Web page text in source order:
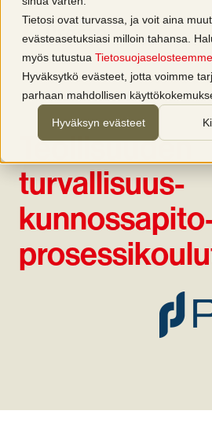
Tietosi ovat turvassa, ja voit aina
evästeasetuksiasi milloin tahansa.
myös tutustua Tietosuojaselosteemme
Hyväksytkö evästeet, jotta voimme
parhaan mahdollisen
Hyväksyn evästeet
Teollisuuden
turvallisuus-